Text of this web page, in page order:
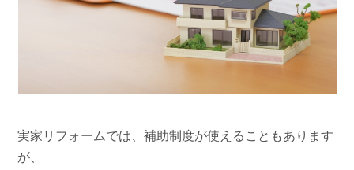
実家リフォームでは、補助制度が使えることもあります
が、